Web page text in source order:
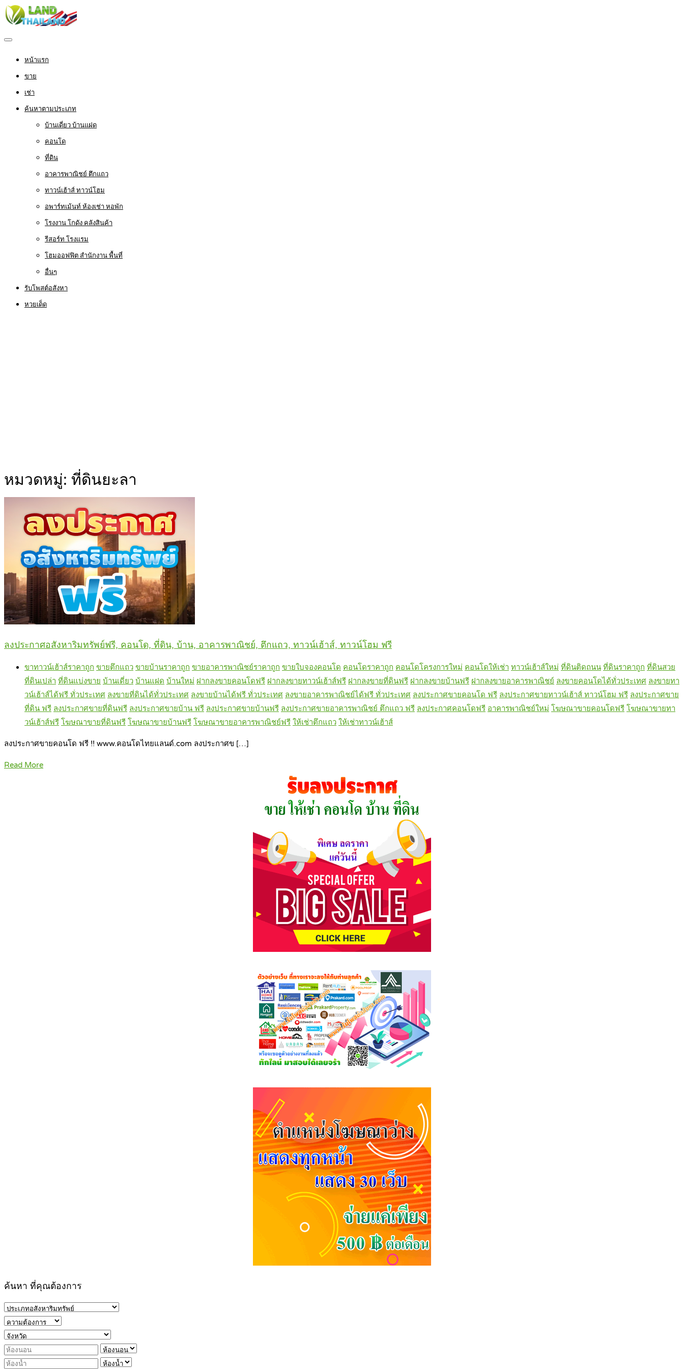
หน้าแรก
ขาย
เช่า
ค้นหาตามประเภท
บ้านเดี่ยว บ้านแฝด
คอนโด
ที่ดิน
อาคารพาณิชย์ ตึกแถว
ทาวน์เฮ้าส์ ทาวน์โฮม
อพาร์ทเม้นท์ ห้องเช่า หอพัก
โรงงาน โกดัง คลังสินค้า
รีสอร์ท โรงแรม
โฮมออฟฟิต สำนักงาน พื้นที่
อื่นๆ
รับโพสต์อสังหา
หวยเด็ด
หมวดหมู่: ที่ดินยะลา
ลงประกาศอสังหาริมทรัพย์ฟรี, คอนโด, ที่ดิน, บ้าน, อาคารพาณิชย์, ตึกแถว, ทาวน์เฮ้าส์, ทาวน์โฮม ฟรี
ขาทาวน์เฮ้าส์ราคาถูก ขายตึกแถว ขายบ้านราคาถูก ขายอาคารพาณิชย์ราคาถูก ขายใบจองคอนโด คอนโดราคาถูก คอนโดโครงการใหม่ คอนโดให้เช่า ทาวน์เฮ้าส์ใหม่ ที่ดินติดถนน ที่ดินราคาถูก ที่ดินสวย
ที่ดินเปล่า ที่ดินแบ่งขาย บ้านเดี่ยว บ้านแฝด บ้านใหม่ ฝากลงขายคอนโดฟรี ฝากลงขายทาวน์เฮ้าส์ฟรี ฝากลงขายที่ดินฟรี ฝากลงขายบ้านฟรี ฝากลงขายอาคารพาณิชย์ ลงขายคอนโดได้ทั่วประเทศ ลงขายทา
วน์เฮ้าส์ได้ฟรี ทั่วประเทศ ลงขายที่ดินได้ทั่วประเทศ ลงขายบ้านได้ฟรี ทั่วประเทศ ลงขายอาคารพาณิชย์ได้ฟรี ทั่วประเทศ ลงประกาศขายคอนโด ฟรี ลงประกาศขายทาวน์เฮ้าส์ ทาวน์โฮม ฟรี ลงประกาศขาย
ที่ดิน ฟรี ลงประกาศขายที่ดินฟรี ลงประกาศขายบ้าน ฟรี ลงประกาศขายบ้านฟรี ลงประกาศขายอาคารพาณิชย์ ตึกแถว ฟรี ลงประกาศคอนโดฟรี อาคารพาณิชย์ใหม่ โฆษณาขายคอนโดฟรี โฆษณาขายทา
วน์เฮ้าส์ฟรี โฆษณาขายที่ดินฟรี โฆษณาขายบ้านฟรี โฆษณาขายอาคารพาณิชย์ฟรี ให้เช่าตึกแถว ให้เช่าทาวน์เฮ้าส์
ลงประกาศขายคอนโด ฟรี !! www.คอนโดไทยแลนด์.com ลงประกาศข […]
Read More
ค้นหา ที่คุณต้องการ